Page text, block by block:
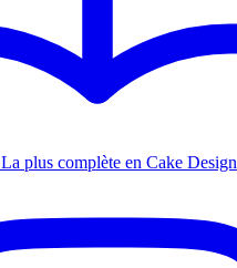
La plus complète en Cake Design